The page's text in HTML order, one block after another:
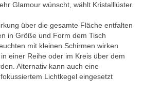
Glamour wünscht, wählt Kristalllüster.
über die gesamte Fläche entfalten
in Größe und Form dem Tisch
mit kleinen Schirmen wirken
einer Reihe oder im Kreis über dem
Alternativ kann auch eine
Lichtkegel eingesetzt